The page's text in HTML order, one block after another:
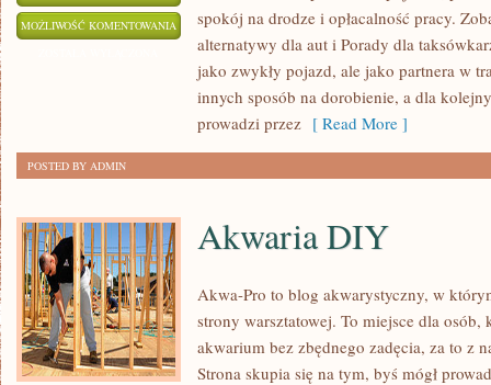
MOŻLIWOŚĆ KOMENTOWANIA MARKI
SAMOCHODÓW
spokój na drodze i opłacalność pracy.
alternatywy dla aut i Porady dla
jako zwykły pojazd, ale jako partnera w
innych sposób na dorobienie, a dla
prowadzi przez [ Read More ]
POSTED BY ADMIN
Akwaria DIY
Akwa-Pro to blog akwarystyczny, w
strony warsztatowej. To miejsce dla osób,
akwarium bez zbędnego zadęcia, za to z
Strona skupia się na tym, byś mógł